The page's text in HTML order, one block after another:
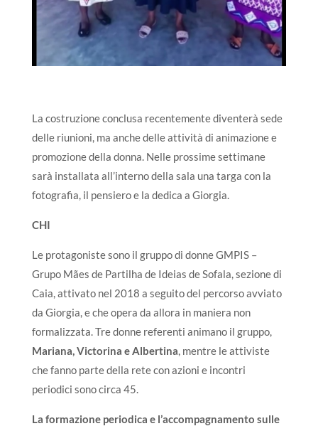
La costruzione conclusa recentemente diventerà sede
delle riunioni, ma anche delle attività di animazione e
promozione della donna. Nelle prossime settimane
sarà installata all’interno della sala una targa con la
fotografia, il pensiero e la dedica a Giorgia.
CHI
Le protagoniste sono il gruppo di donneGMPIS –
Grupo Mães de Partilha de Ideias de Sofala, sezione di
Caia, attivato nel 2018 a seguito del percorso avviato
da Giorgia, e che opera da allora in maniera non
formalizzata.Tre donne referenti animano il gruppo,
Mariana, Victorina e Albertina, mentre le attiviste
che fanno parte della rete con azioni e incontri
periodici sono circa 45.
La formazione periodica e l’accompagnamento sulle